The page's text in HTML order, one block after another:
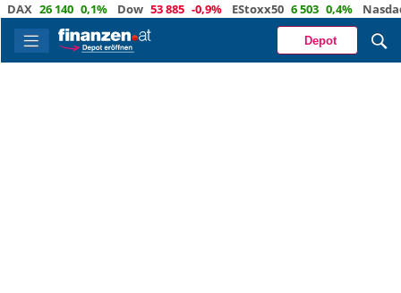
26 140 0,1% Dow 53 885 -0,9% EStoxx50 6 503 0,4% Nasdaq 29
Depot